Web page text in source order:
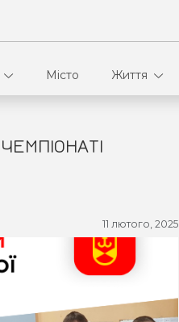
Місто Життя
Партнери
Спорт
11 лютого, 2025